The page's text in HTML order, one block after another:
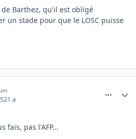
Barthez, qu'il est obligé
un stade pour que le LOSC puisse
21 a
fais, pas l'AFP...